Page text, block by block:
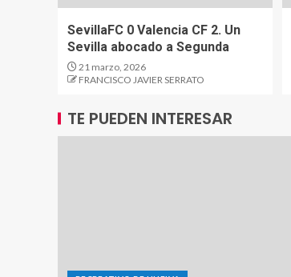
SevillaFC 0 Valencia CF 2. Un
Sevilla abocado a Segunda
21 marzo, 2026
FRANCISCO JAVIER SERRATO
TE PUEDEN INTERESAR